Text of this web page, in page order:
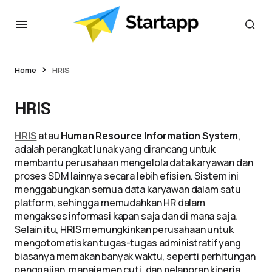
Home HRIS
HRIS
HRISatauHuman Resource Information System,
adalah perangkat lunak yang dirancang untuk
membantu perusahaan mengelola data karyawan dan
proses SDM lainnya secara lebih efisien. Sistem ini
menggabungkan semua data karyawan dalam satu
platform, sehingga memudahkan HR dalam
mengakses informasi kapan saja dan di mana saja.
Selain itu, HRIS memungkinkan perusahaan untuk
mengotomatiskan tugas-tugas administratif yang
biasanya memakan banyak waktu, seperti perhitungan